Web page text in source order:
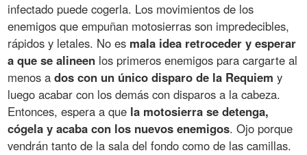
infectado puede cogerla. Los movimientos de los
enemigos que empuñan motosierras son impredecibles,
rápidos y letales. No es mala idea retroceder y esperar
a que se alineen los primeros enemigos para cargarte al
menos ados con un único disparo de la Requiem y
luego acabar con los demás con disparos a la cabeza.
Entonces, espera a que la motosierra se detenga,
cógela y acaba con los nuevos enemigos. Ojo porque
vendrán tanto de la sala del fondo como de las camillas.